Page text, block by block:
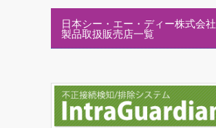
日本シー・エー・ディー株式会社
製品取扱販売店一覧